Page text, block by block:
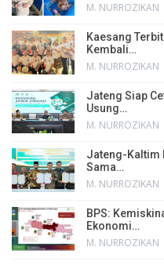
M. NURROZIKAN
Kaesang
Kembali…
M. NURROZIKAN
Jateng Siap
Usung…
M. NURROZIKAN
Jateng-Kaltim
Sama…
M. NURROZIKAN
BPS:
Ekonomi…
M. NURROZIKAN